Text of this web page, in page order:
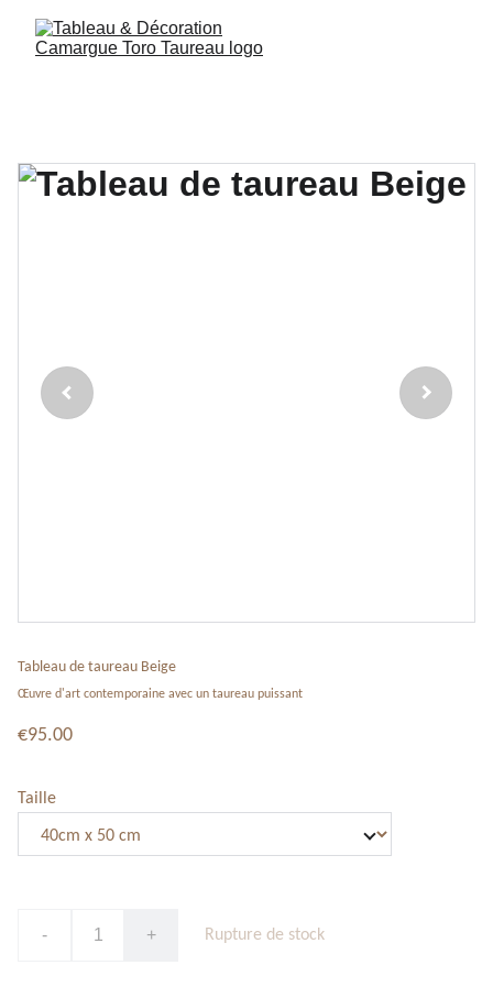
Tableau de taureau Beige
Œuvre d'art contemporaine avec un taureau puissant
€95.00
Taille
- + Rupture de stock